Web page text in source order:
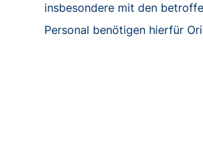
insbesondere mit den
Personal benötigen hierfür